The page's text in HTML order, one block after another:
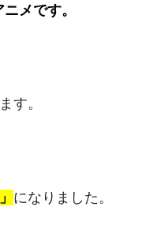
メです。
す。
になりました。